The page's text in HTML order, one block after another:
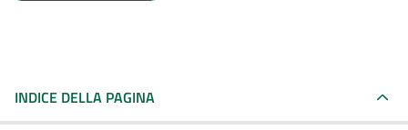
INDICE DELLA PAGINA